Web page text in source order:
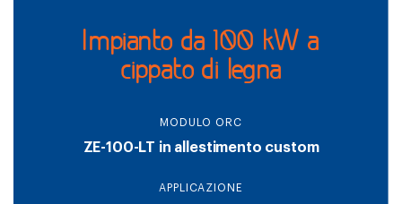
Impianto da 100 kW a
cippato di legna
MODULO ORC
ZE-100-LT in allestimento custom
APPLICAZIONE